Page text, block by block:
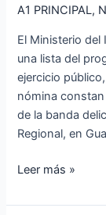
A1 PRINCIPAL,
El Ministerio del
una lista del
ejercicio
nómina constan
de la banda
Regional, en
suman
los
objetivos
de
búsqueda
del
Gobierno
Leer más »